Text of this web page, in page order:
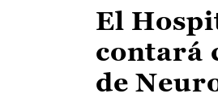
El
contará
de